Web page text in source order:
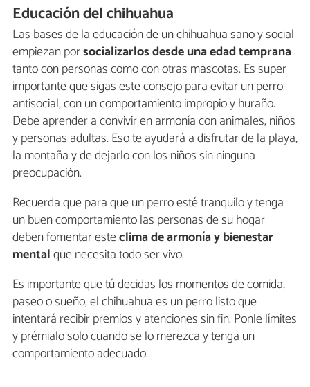
Educación del chihuahua
Las bases de la educación de un chihuahua sano y social
empiezan porsocializarlos desde una edad temprana
tanto con personas como con otras mascotas. Es super
importante que sigas este consejo para evitar un perro
antisocial, con un comportamiento impropio y huraño.
Debe aprender a convivir en armonía con animales, niños
y personas adultas. Eso te ayudará a disfrutar de la playa,
la montaña y de dejarlo con los niños sin ninguna
preocupación.
Recuerda que para que un perro esté tranquilo y tenga
un buen comportamiento las personas de su hogar
deben fomentar esteclima de armonía y bienestar
mentalque necesita todo ser vivo.
Es importante que tú decidas los momentos de comida,
paseo o sueño, el chihuahua es un perro listo que
intentará recibir premios y atenciones sin fin. Ponle límites
y prémialo solo cuando se lo merezca y tenga un
comportamiento adecuado.